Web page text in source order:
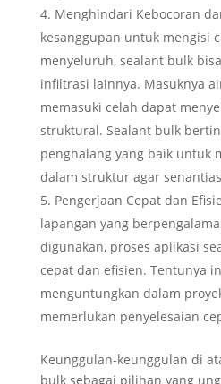
Menghindari Kebocoran
kesanggupan untuk mengisi
menyeluruh, sealant bulk
infiltrasi lainnya. Masuknya
memasuki celah dapat
struktural. Sealant bulk
penghalang yang baik untuk
dalam struktur agar
Pengerjaan Cepat dan
lapangan yang
digunakan, proses aplikasi
cepat dan efisien. Tentunya
menguntungkan dalam
memerlukan penyelesaian
Keunggulan-keunggulan di
bulk sebagai pilihan yang